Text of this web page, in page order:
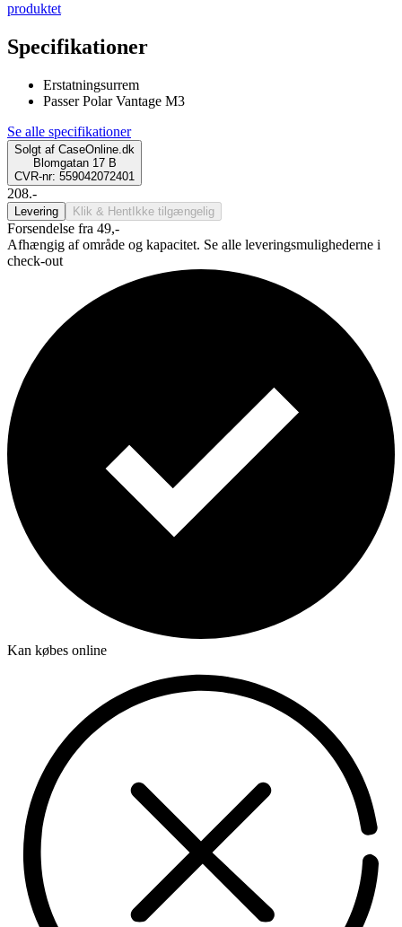
produktet
Specifikationer
Erstatningsurrem
Passer Polar Vantage M3
Se alle specifikationer
Solgt af CaseOnline.dk
Blomgatan 17 B
CVR-nr: 559042072401
208.-
Levering Klik & Hent Ikke tilgængelig
Forsendelse fra 49,-
Afhængig af område og kapacitet. Se alle leveringsmulighederne i
check-out
Kan købes online